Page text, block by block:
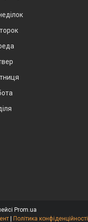
Prom.ua
Політика конфіденційності